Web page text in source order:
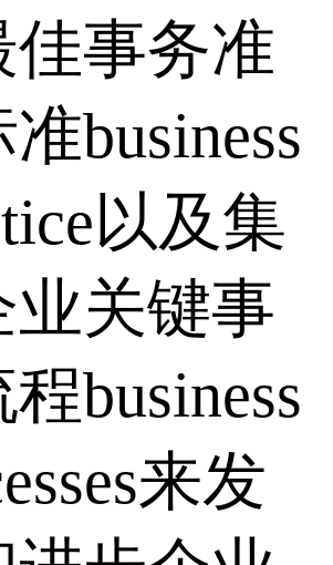
佳事务准
business
以及集
业关键事
business
来发